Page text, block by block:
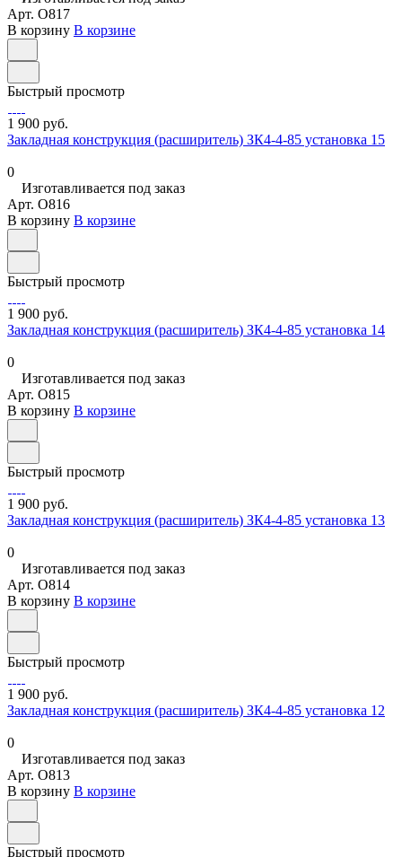
Арт. O817
В корзину В корзине
Быстрый просмотр
1 900 руб.
Закладная конструкция (расширитель) ЗК4-4-85 установка 15
0
Изготавливается под заказ
Арт. O816
В корзину В корзине
Быстрый просмотр
1 900 руб.
Закладная конструкция (расширитель) ЗК4-4-85 установка 14
0
Изготавливается под заказ
Арт. O815
В корзину В корзине
Быстрый просмотр
1 900 руб.
Закладная конструкция (расширитель) ЗК4-4-85 установка 13
0
Изготавливается под заказ
Арт. O814
В корзину В корзине
Быстрый просмотр
1 900 руб.
Закладная конструкция (расширитель) ЗК4-4-85 установка 12
0
Изготавливается под заказ
Арт. O813
В корзину В корзине
Быстрый просмотр